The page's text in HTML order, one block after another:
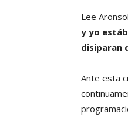
Lee
y yo
disiparan
Ante esta